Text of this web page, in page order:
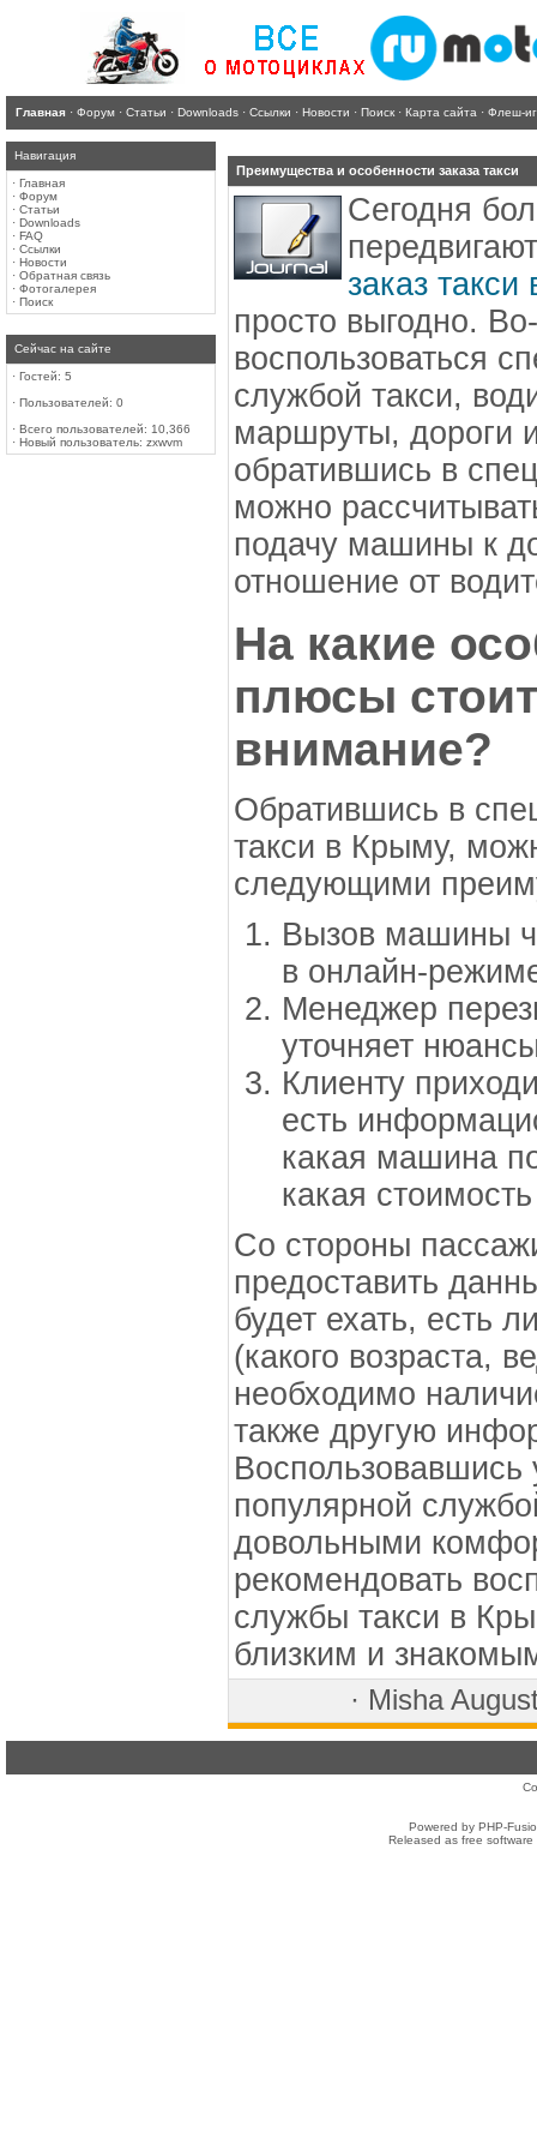
Главная · Форум · Статьи · Downloads · Ссылки · Новости · Поиск · Карта сайта · Флеш-
Навигация
· Главная
· Форум
· Статьи
· Downloads
· FAQ
· Ссылки
· Новости
· Обратная связь
· Фотогалерея
· Поиск
Сейчас на сайте
· Гостей: 5
· Пользователей: 0
· Всего пользователей: 10,366
· Новый пользователь: zxwvm
Преимущества и особенности заказа такси
Сегодня
заказ
просто выгодно.
воспользоваться
службой такси,
маршруты, дороги
обратившись в
можно
подачу машины к
отношение от
На какие
плюсы
внимание?
Обратившись в
такси в Крыму,
следующими
Вызов машины
в онлайн-
Менеджер
уточняет
Клиенту
есть
какая машина
какая
Со стороны
предоставить
будет ехать, есть
(какого возраста,
необходимо
также другую
Воспользовавшись
популярной
довольными
рекомендовать
службы такси в
близким и
· Misha
Powered by PHP-
Released as free